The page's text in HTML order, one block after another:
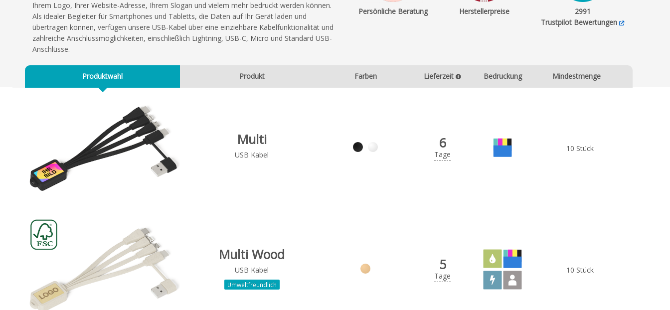
Ihrem Logo, Ihrer Website-Adresse, Ihrem Slogan und vielem mehr bedruckt werden können.
Als idealer Begleiter für Smartphones und Tabletts, die Daten auf Ihr Gerät laden und
übertragen können, verfügen unsere USB-Kabel über eine einziehbare Kabelfunktionalität und
zahlreiche Anschlussmöglichkeiten, einschließlich Lightning, USB-C, Micro und Standard USB-
Anschlüsse.
Persönliche Beratung Herstellerpreise
2991
Trustpilot Bewertungen
Produktwahl Produkt Farben Lieferzeit Bedruckung Mindestmenge
Multi
USB Kabel
6
Tage
10 Stück
Multi Wood
USB Kabel
Umweltfreundlich
5
Tage
10 Stück